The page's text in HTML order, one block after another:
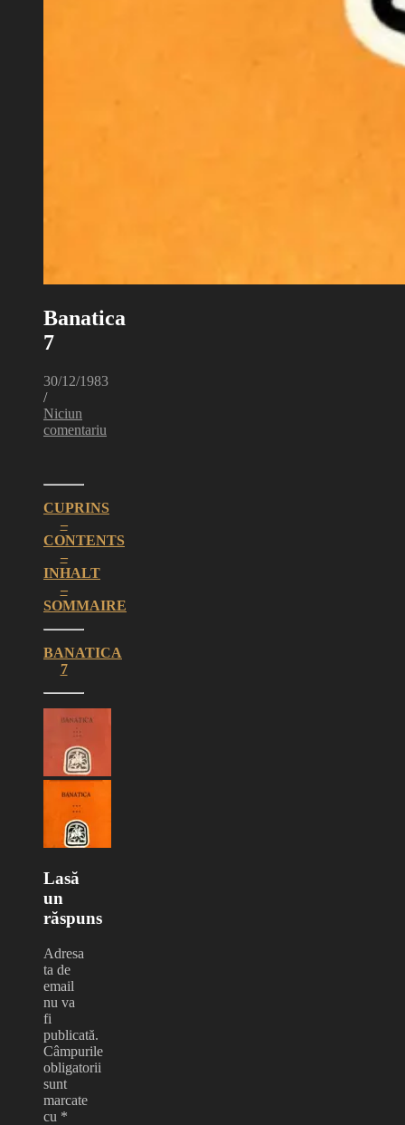
Banatica
7
30/12/1983
/
Niciun
comentariu
CUPRINS
–
CONTENTS
–
INHALT
–
SOMMAIRE
BANATICA
7
Lasă
un
răspuns
Adresa
ta de
email
nu va
fi
publicată.
Câmpurile
obligatorii
sunt
marcate
cu *